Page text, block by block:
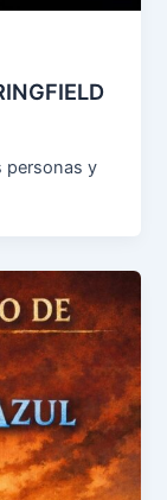
personas y